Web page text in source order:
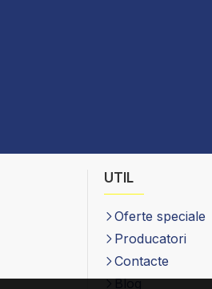
UTIL
Oferte speciale
Producatori
Contacte
Blog